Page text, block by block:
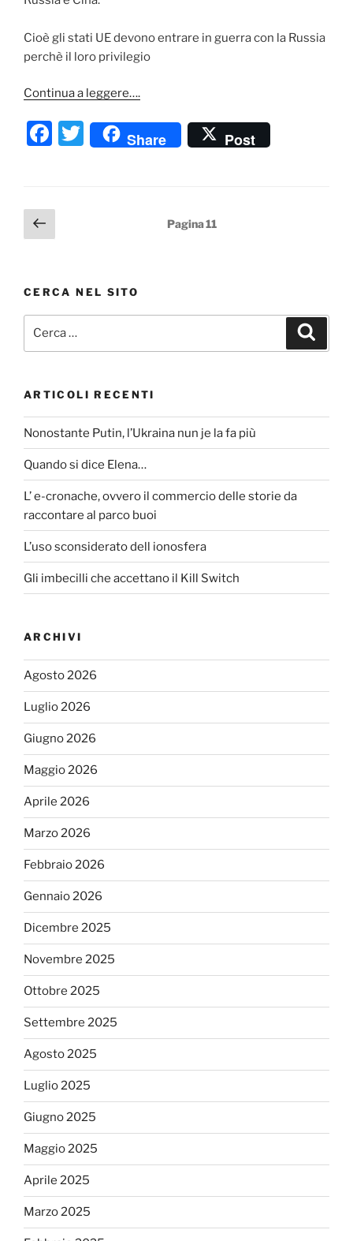
Cioè gli stati UE devono entrare in guerra con la Russia
perchè il loro privilegio
Continua a leggere….
F
e
b
o
k
T
w
Share Post
Paginazione
degli
Pagina
precedente
Pagina11
CERCA NEL SITO
ARTICOLI RECENTI
Nonostante Putin, l’Ukraina nun je la fa più
Quando si dice Elena…
L’ e-cronache, ovvero il commercio delle storie da
raccontare al parco buoi
L’uso sconsiderato dell ionosfera
Gli imbecilli che accettano il Kill Switch
ARCHIVI
Agosto 2026
Luglio 2026
Giugno 2026
Maggio 2026
Aprile 2026
Marzo 2026
Febbraio 2026
Gennaio 2026
Dicembre 2025
Novembre 2025
Ottobre 2025
Settembre 2025
Agosto 2025
Luglio 2025
Giugno 2025
Maggio 2025
Aprile 2025
Marzo 2025